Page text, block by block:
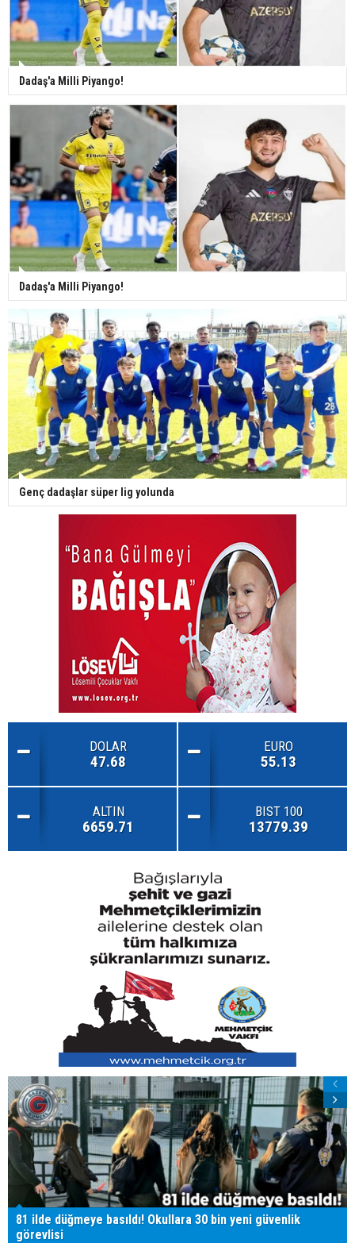
Dadaş'a Milli Piyango!
Dadaş'a Milli Piyango!
Genç dadaşlar süper lig yolunda
DOLAR
47.68
EURO
55.13
ALTIN
6659.71
BIST 100
13779.39
81 ilde düğmeye basıldı! Okullara 30 bin yeni güvenlik
görevlisi